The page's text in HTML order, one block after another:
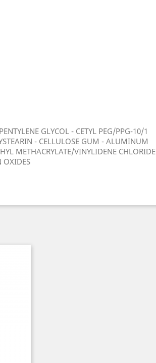
GLYCOL - CETYL PEG/PPG-10/1
- CELLULOSE GUM - ALUMINUM
METHACRYLATE/VINYLIDENE CHLORIDE
OXIDES